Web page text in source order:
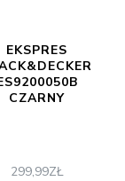
EKSPRES
CZARNY
299,99ZŁ